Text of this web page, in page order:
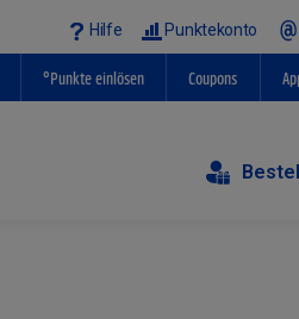
Hilfe Punktekonto
°Punkte einlösen Coupons